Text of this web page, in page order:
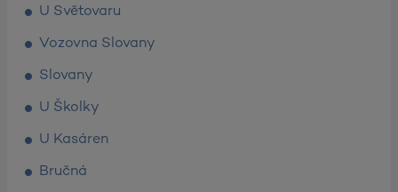
U Světovaru
Vozovna Slovany
Slovany
U Školky
U Kasáren
Bručná